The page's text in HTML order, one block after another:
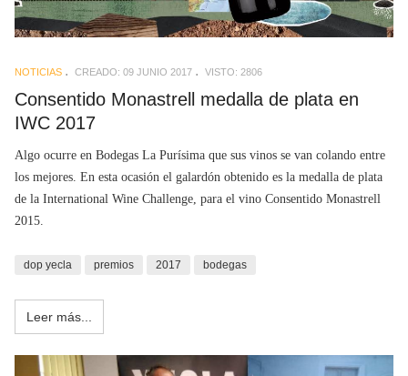
NOTICIAS CREADO: 09 JUNIO 2017 VISTO: 2806
Consentido Monastrell medalla de plata en
IWC 2017
Algo ocurre en Bodegas La Purísima que sus vinos se van colando entre
los mejores. En esta ocasión el galardón obtenido es la medalla de plata
de la International Wine Challenge, para el vino Consentido Monastrell
2015.
dop yecla premios 2017 bodegas
Leer más...